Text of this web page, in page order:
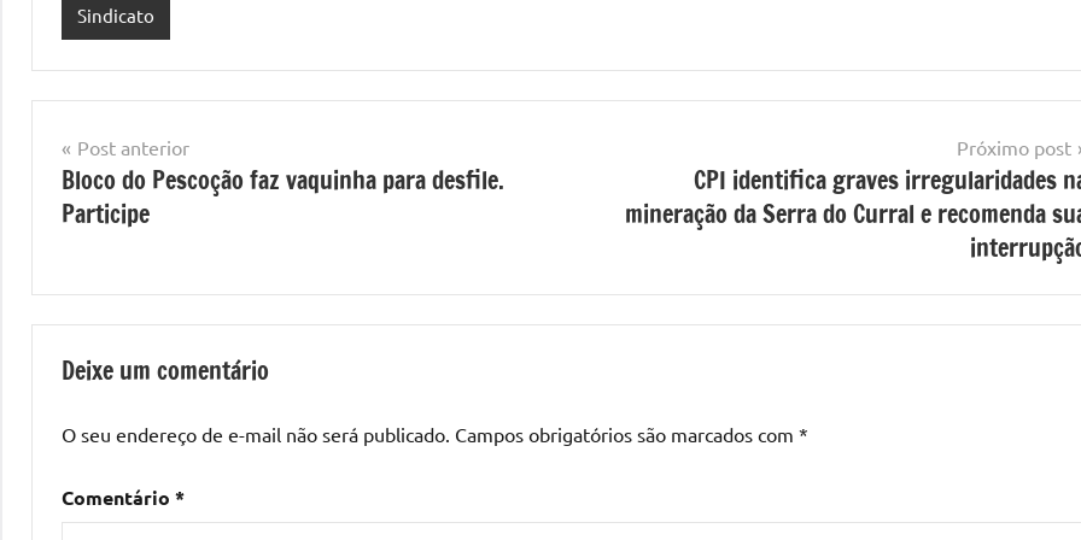
Sindicato
Navegação
de
Post
Post anterior
Bloco do Pescoção faz vaquinha para desfile.
Participe
Próximo post
CPI identifica graves irregularidades
mineração da Serra do Curral e recomenda
Deixe um comentário
O seu endereço de e-mail não será publicado. Campos obrigatórios são marcados com *
Comentário *